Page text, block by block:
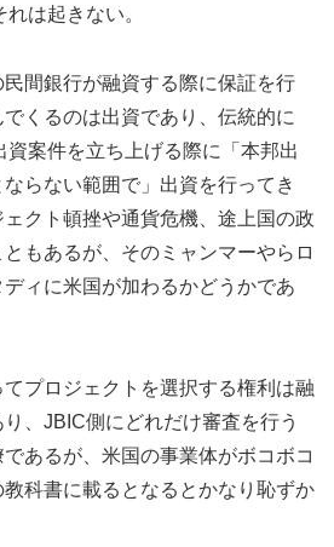
は起きない。
間銀行が融資する際に保証を行
くるのは出資であり、伝統的に
案件を立ち上げる際に「本邦出
らない範囲で」出資を行ってき
クト頓挫や通貨危機、途上国の政
もあるが、そのミャンマーやらロ
ィに米国が加わるかどうかであ
プロジェクトを選択する権利は融
、JBIC側にどれだけ審査を行う
あるが、米国の事業体がボコボコ
科書に載るとなるとかなり恥ずか